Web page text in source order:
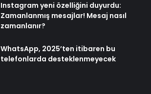
Instagram yeni özelliğini duyurdu:
Zamanlanmış mesajlar! Mesaj nasıl
zamanlanır?
WhatsApp, 2025’ten itibaren bu
telefonlarda desteklenmeyecek